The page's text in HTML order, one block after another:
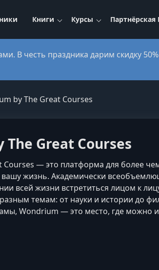
Книги Курсы
В честь праздника дарим скидку
by The Great Courses
Great Courses
— это платформа для более
жизнь. Академически
всей жизни встретиться лицом к
темам: от науки и истории до
Wondrium — это место, где